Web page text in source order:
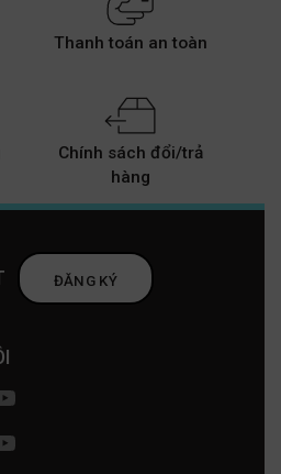
Thanh toán an toàn
Chính sách đổi/trả
hàng
ĐĂNG KÝ